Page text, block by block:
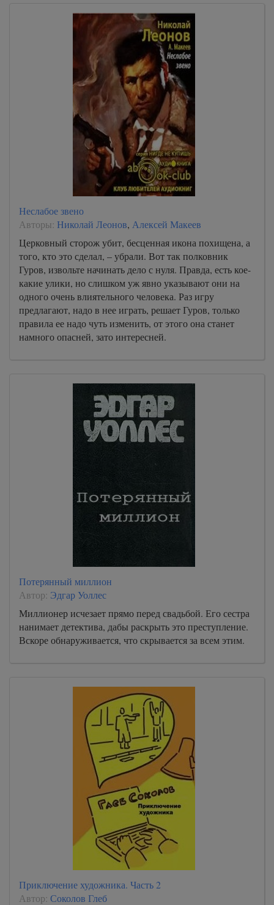
Неслабое звено
Авторы: Николай Леонов, Алексей Макеев
Церковный сторож убит, бесценная икона похищена, а
того, кто это сделал, – убрали. Вот так полковник
Гуров, извольте начинать дело с нуля. Правда, есть кое-
какие улики, но слишком уж явно указывают они на
одного очень влиятельного человека. Раз игру
предлагают, надо в нее играть, решает Гуров, только
правила ее надо чуть изменить, от этого она станет
намного опасней, зато интересней.
Потерянный миллион
Автор: Эдгар Уоллес
Миллионер исчезает прямо перед свадьбой. Его сестра
нанимает детектива, дабы раскрыть это преступление.
Вскоре обнаруживается, что скрывается за всем этим.
Приключение художника. Часть 2
Автор: Соколов Глеб